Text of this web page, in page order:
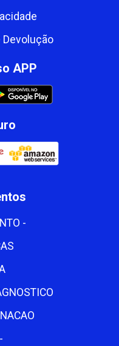
Devolução
APP
-